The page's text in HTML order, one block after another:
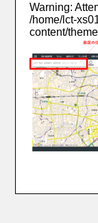
Warning:
/home/lct-
content/